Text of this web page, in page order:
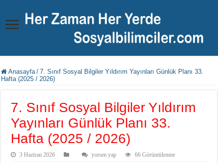
Anasayfa / 7. Sınıf Sosyal Bilgiler Yıldırım Yayınları Günlük Planı 33.
Hafta (2025 / 2026)
7. Sınıf Sosyal Bilgiler Yıldırım
Yayınları Günlük Planı 33.
Hafta (2025 / 2026)
3 Haziran 2026 yorum yap 66 Görüntülenme